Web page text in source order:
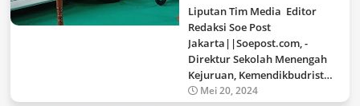
Liputan Tim Media Editor
Redaksi Soe Post
Jakarta||Soepost.com, -
Direktur Sekolah Menengah
Kejuruan, Kemendikbudrist…
Mei 20, 2024